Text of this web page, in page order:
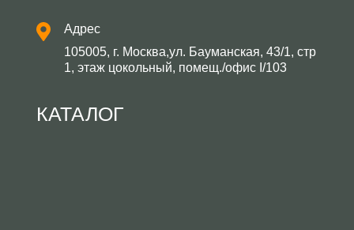
Адрес
105005, г. Москва,ул. Бауманская, 43/1, стр
1, этаж цокольный, помещ./офис I/103
КАТАЛОГ